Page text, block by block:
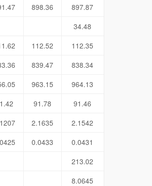
898.36
897.87
34.48
112.52
112.35
839.47
838.34
963.15
964.13
91.78
91.46
2.1635
2.1542
0.0433
0.0431
213.02
8.0645